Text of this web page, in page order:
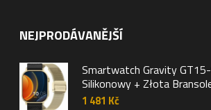
NEJPRODÁVANĚJŠÍ
Smartwatch Gravity
Silikonowy + Złota
1 481 Kč